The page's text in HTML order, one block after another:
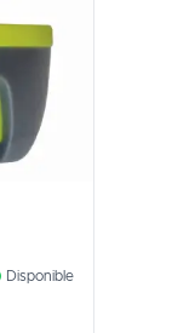
Disponible